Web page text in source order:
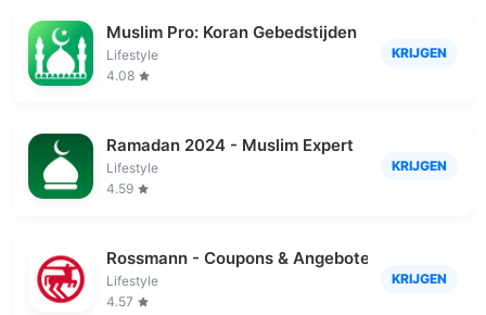
Muslim Pro: Koran Gebedstijden
Lifestyle
4.08
KRIJGEN
Ramadan 2024 - Muslim Expert
Lifestyle
4.59
KRIJGEN
Rossmann - Coupons & Angebote
Lifestyle
4.57
KRIJGEN